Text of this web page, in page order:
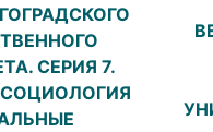
СЕРИЯ 7.